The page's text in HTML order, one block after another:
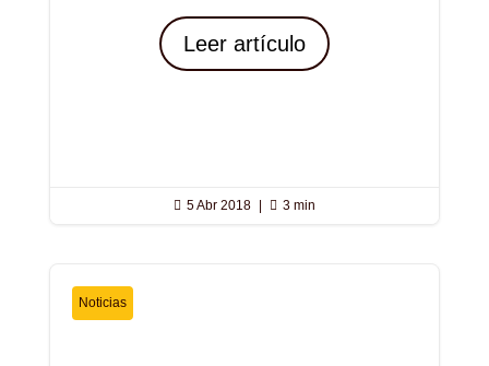
Leer artículo
 5 Abr 2018  3 min
Noticias